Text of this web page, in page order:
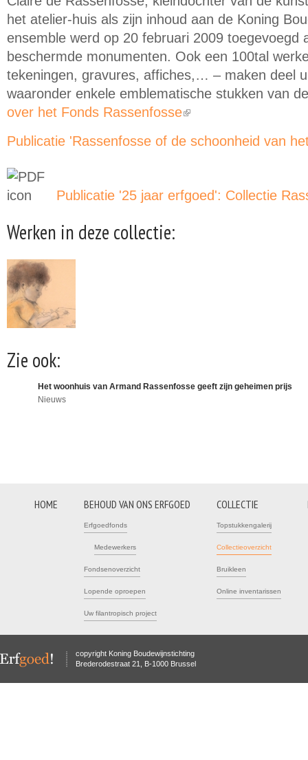
het atelier-huis als zijn inhoud aan de Koning
ensemble werd op 20 februari 2009 toegevoegd
beschermde monumenten. Ook een 100tal
tekeningen, gravures, affiches,… – maken deel
waaronder enkele emblematische stukken van
over het Fonds Rassenfosse(link is external)
Publicatie 'Rassenfosse of de schoonheid van
Publicatie '25 jaar erfgoed': Collectie
Werken in deze collectie:
Zie ook:
Het woonhuis van Armand Rassenfosse geeft zijn geheimen prijs
Nieuws
HOME BEHOUD VAN ONS ERFGOED
Erfgoedfonds
Medewerkers
Fondsenoverzicht
Lopende oproepen
Uw filantropisch project
COLLECTIE
Topstukkengalerij
Collectieoverzicht
Bruikleen
Online inventarissen
copyright Koning Boudewijnstichting
Brederodestraat 21, B-1000 Brussel